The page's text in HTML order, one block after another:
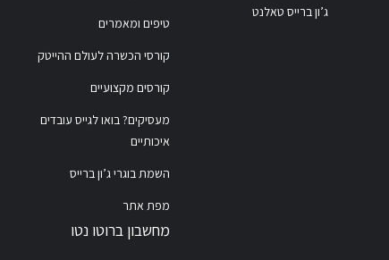
ג’ון ברייס טאלנט
טיפים ומאמרים
קורסי הכשרה לעולם ההייטק
קורסים מקצועיים
מעסיקים? בואו לגייס עובדים
איכותיים
השמת בוגרי ג’ון ברייס
מפת אתר
מחשבון ברוטו נטו